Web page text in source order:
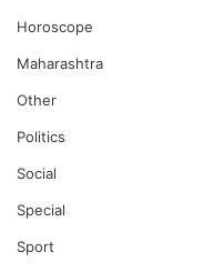
Horoscope
Maharashtra
Other
Politics
Social
Special
Sport